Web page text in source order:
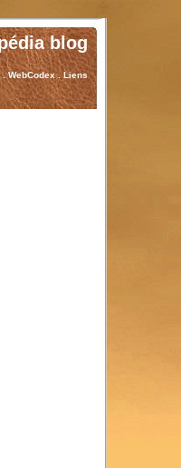
blog
.WebCodex.Liens